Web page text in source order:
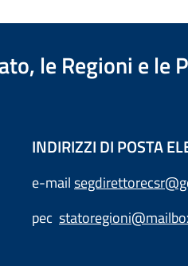
le Regioni e le
INDIRIZZI DI POSTA
e-mail
pec